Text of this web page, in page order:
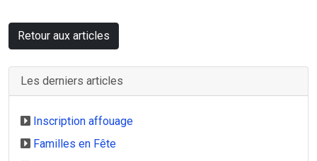
Retour aux articles
Les derniers articles
Inscription affouage
Familles en Fête